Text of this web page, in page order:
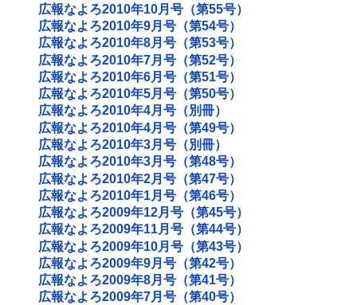
広報なよろ2010年10月号（第55号）
広報なよろ2010年9月号（第54号）
広報なよろ2010年8月号（第53号）
広報なよろ2010年7月号（第52号）
広報なよろ2010年6月号（第51号）
広報なよろ2010年5月号（第50号）
広報なよろ2010年4月号（別冊）
広報なよろ2010年4月号（第49号）
広報なよろ2010年3月号（別冊）
広報なよろ2010年3月号（第48号）
広報なよろ2010年2月号（第47号）
広報なよろ2010年1月号（第46号）
広報なよろ2009年12月号（第45号）
広報なよろ2009年11月号（第44号）
広報なよろ2009年10月号（第43号）
広報なよろ2009年9月号（第42号）
広報なよろ2009年8月号（第41号）
広報なよろ2009年7月号（第40号）